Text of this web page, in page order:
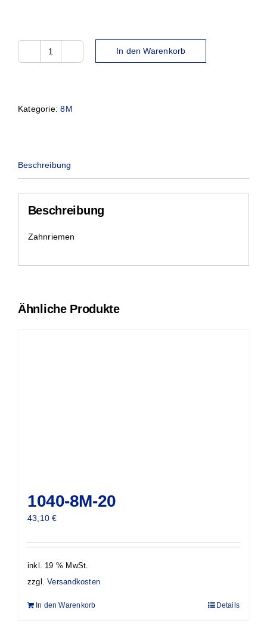
2400-
In den Warenkorb
Kategorie:8M
Beschreibung
Beschreibung
Zahnriemen
Ähnliche Produkte
1040-8M-20
43,10€
inkl. 19 % MwSt.
zzgl.Versandkosten
In den Warenkorb Details